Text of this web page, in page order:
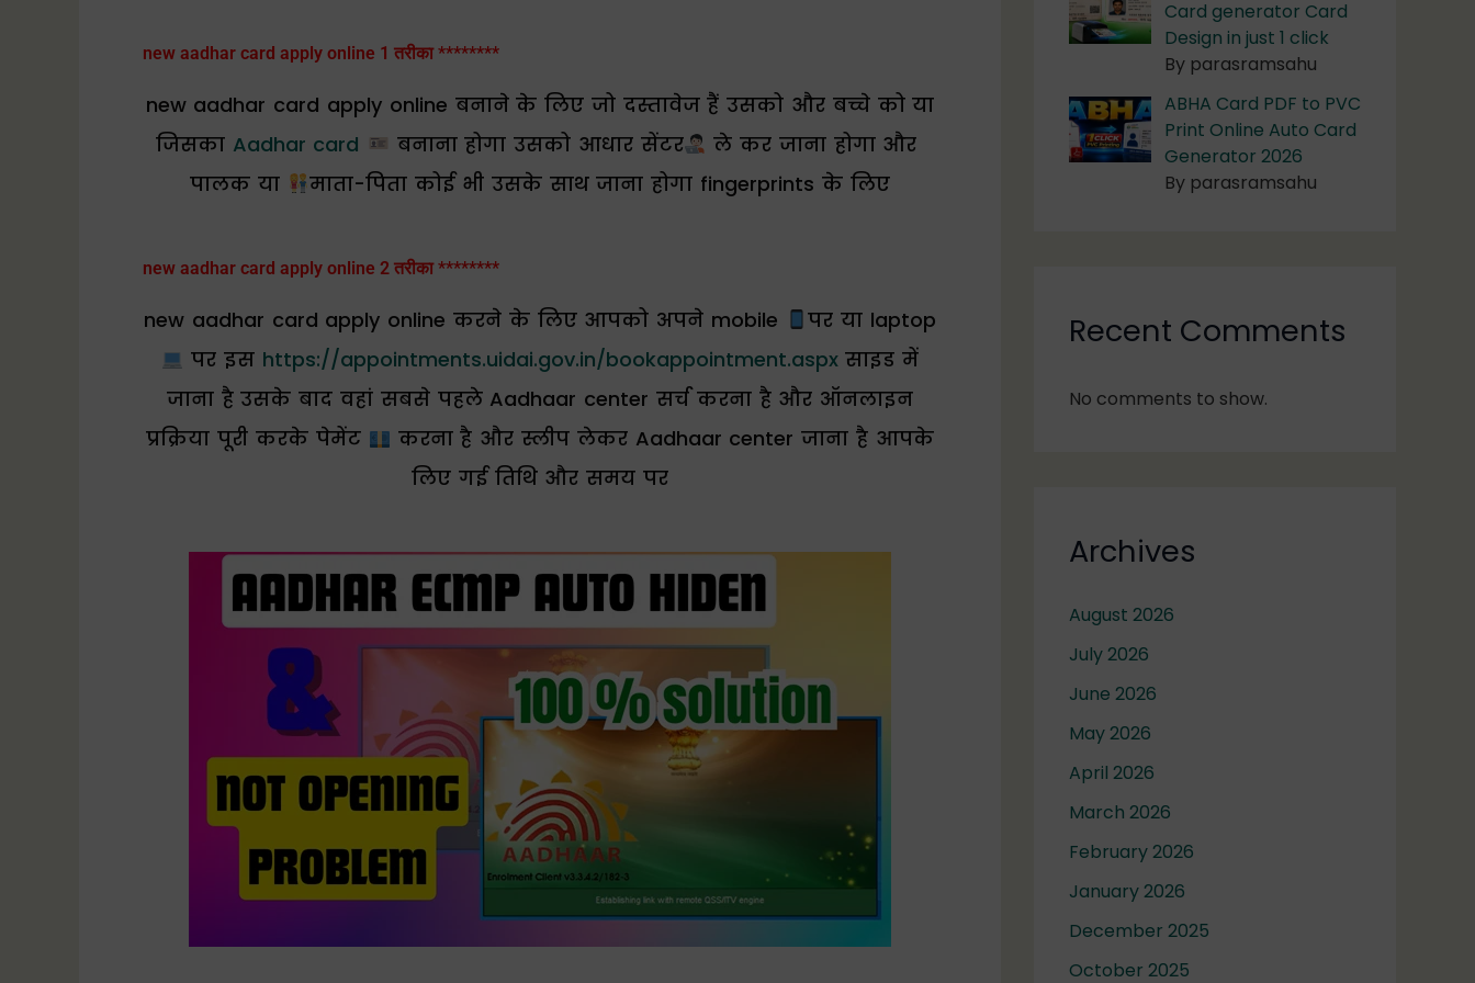
new aadhar card apply online 1 तरीका ********
new aadhar card apply online बनाने के लिए जो दस्तावेज हैं उसको और बच्चे को या
जिसका Aadhar card बनाना होगा उसको आधार सेंटर
ले कर जाना होगा और
पालक या
माता-पिता कोई भी उसके साथ जाना होगा fingerprints के लिए
new aadhar card apply online 2 तरीका ********
new aadhar card apply online करने के लिए आपको अपने mobile
पर या laptop
पर इस https://appointments.uidai.gov.in/bookappointment.aspxसाइड में
जाना है उसके बाद वहां सबसे पहले Aadhaar center सर्च करना है और ऑनलाइन
प्रक्रिया पूरी करके पेमेंट
करना है और स्लीप लेकर Aadhaar center जाना है आपके
लिए गई तिथि और समय पर
Card generator Card
Design in just 1 click
By parasramsahu
ABHA Card PDF to PVC
Print Online Auto Card
Generator 2026
By parasramsahu
Recent Comments
No comments to show.
Archives
August 2026
July 2026
June 2026
May 2026
April 2026
March 2026
February 2026
January 2026
December 2025
October 2025